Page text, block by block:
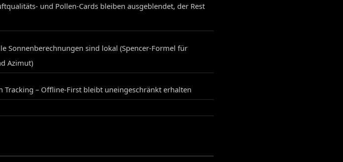
und Pollen-Cards bleiben ausgeblendet, der Rest
Sonnenberechnungen sind lokal (Spencer-Formel für
Azimut)
– Offline-First bleibt uneingeschränkt erhalten